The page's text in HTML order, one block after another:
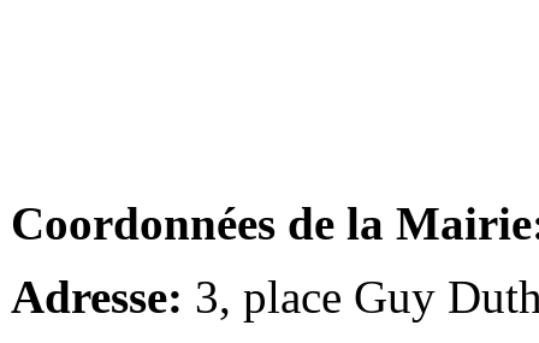
Coordonnées de la
Adresse: 3, place Guy